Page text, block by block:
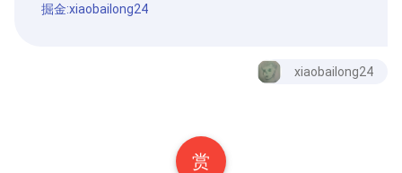
掘金:xiaobailong24
xiaobailong24
赏